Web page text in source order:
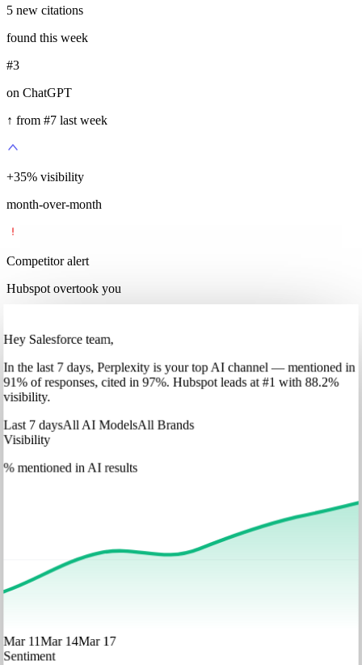
5 new citations
found this week
#3
on ChatGPT
↑ from #7 last week
+35% visibility
month-over-month
Competitor alert
Hubspot overtook you
Hey Salesforce team,
Inthe last 7 days, Perplexityis your top AI channel — mentioned in
91% of responses, cited in 97%. Hubspotleads at #1 with 88.2%
visibility.
Last 7 daysAll AI ModelsAll Brands
Visibility
% mentioned in AI results
Mar 11Mar 14Mar 17
Sentiment